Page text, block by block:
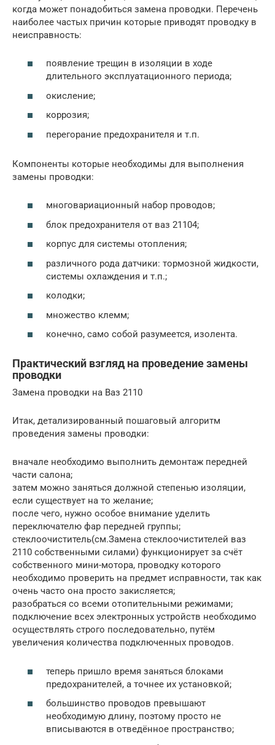
когда может понадобиться замена проводки. Перечень
наиболее частых причин которые приводят проводку в
неисправность:
появление трещин в изоляции в ходе
длительного эксплуатационного периода;
окисление;
коррозия;
перегорание предохранителя и т.п.
Компоненты которые необходимы для выполнения
замены проводки:
многовариационный набор проводов;
блок предохранителя от ваз 21104;
корпус для системы отопления;
различного рода датчики: тормозной жидкости,
системы охлаждения и т.п.;
колодки;
множество клемм;
конечно, само собой разумеется, изолента.
Практический взгляд на проведение замены
проводки
Замена проводки на Ваз 2110
Итак, детализированный пошаговый алгоритм
проведения замены проводки:
вначале необходимо выполнить демонтаж передней
части салона;
затем можно заняться должной степенью изоляции,
если существует на то желание;
после чего, нужно особое внимание уделить
переключателю фар передней группы;
стеклоочиститель(см.Замена стеклоочистителей ваз
2110 собственными силами) функционирует за счёт
собственного мини-мотора, проводку которого
необходимо проверить на предмет исправности, так как
очень часто она просто закисляется;
разобраться со всеми отопительными режимами;
подключение всех электронных устройств необходимо
осуществлять строго последовательно, путём
увеличения количества подключенных проводов.
теперь пришло время заняться блоками
предохранителей, а точнее их установкой;
большинство проводов превышают
необходимую длину, поэтому просто не
вписываются в отведённое пространство;